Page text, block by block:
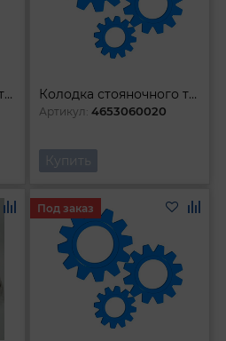
Колодка стояночного тормоза Колодка стояночного тормоза
Артикул:4653060020
Купить
Под заказ